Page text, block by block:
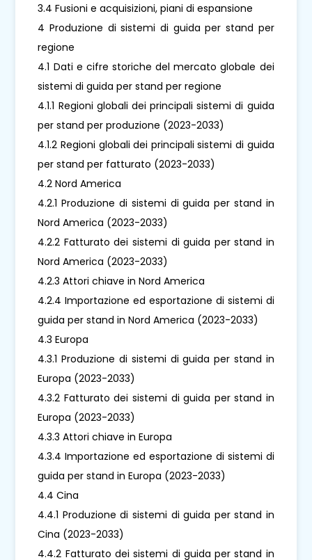
3.4 Fusioni e acquisizioni, piani di espansione
4 Produzione di sistemi di guida per stand per
regione
4.1 Dati e cifre storiche del mercato globale dei
sistemi di guida per stand per regione
4.1.1 Regioni globali dei principali sistemi di guida
per stand per produzione (2023-2033)
4.1.2 Regioni globali dei principali sistemi di guida
per stand per fatturato (2023-2033)
4.2 Nord America
4.2.1 Produzione di sistemi di guida per stand in
Nord America (2023-2033)
4.2.2 Fatturato dei sistemi di guida per stand in
Nord America (2023-2033)
4.2.3 Attori chiave in Nord America
4.2.4 Importazione ed esportazione di sistemi di
guida per stand in Nord America (2023-2033)
4.3 Europa
4.3.1 Produzione di sistemi di guida per stand in
Europa (2023-2033)
4.3.2 Fatturato dei sistemi di guida per stand in
Europa (2023-2033)
4.3.3 Attori chiave in Europa
4.3.4 Importazione ed esportazione di sistemi di
guida per stand in Europa (2023-2033)
4.4 Cina
4.4.1 Produzione di sistemi di guida per stand in
Cina (2023-2033)
4.4.2 Fatturato dei sistemi di guida per stand in